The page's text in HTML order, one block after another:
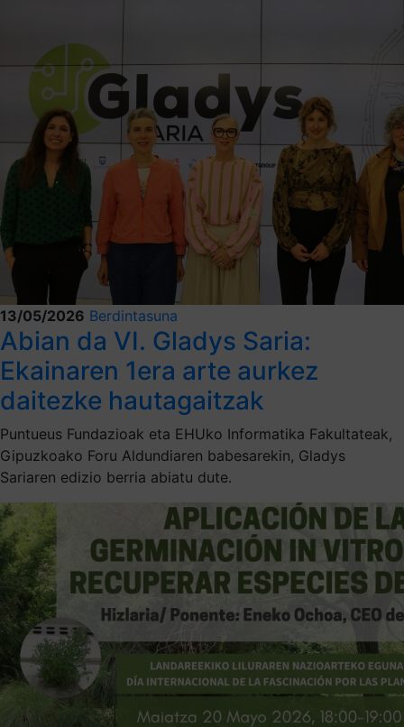
13/05/2026 Berdintasuna
Abian da VI. Gladys Saria:
Ekainaren 1era arte aurkez
daitezke hautagaitzak
Puntueus Fundazioak eta EHUko Informatika Fakultateak,
Gipuzkoako Foru Aldundiaren babesarekin, Gladys
Sariaren edizio berria abiatu dute.